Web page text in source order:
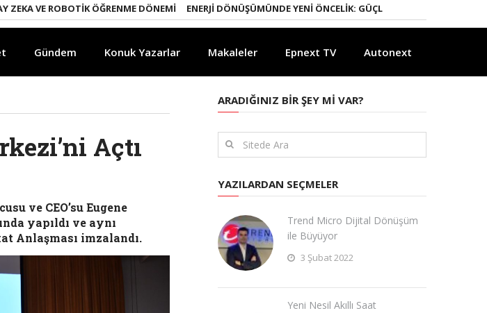
VE ROBOTIK ÖĞRENME DÖNEMI ENERJI DÖNÜŞÜMÜNDE YENI ÖNCELIK: GÜÇLÜ ELEKTRIK ŞEBEKELERI
Gündem Konuk Yazarlar Makaleler Epnext TV Autonext
Açtı
ve CEO’su Eugene
yapıldı ve aynı
Anlaşması imzalandı.
ARADIĞINIZ BIR ŞEY MI VAR?
YAZILARDAN SEÇMELER
Trend Micro Dijital Dönüşüm
ile Büyüyor
3 Şubat 2022
Yeni Nesil Akıllı Saat